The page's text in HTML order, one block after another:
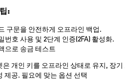
:
구문을 안전하게 오프라인 백업.
번호 사용 및 2단계 인증(2FA) 활성화.
으로 송금 테스트
은 개인 키를 오프라인 상태로 유지, 장
제공. 필요에 맞는 옵션 선택